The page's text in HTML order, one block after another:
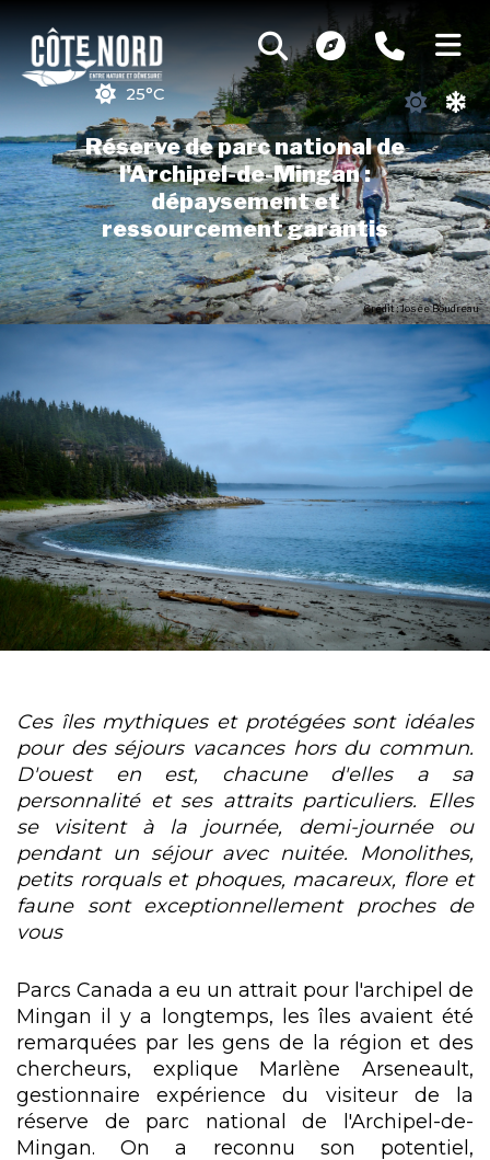
25°C
Réserve de parc national de
l'Archipel-de-Mingan :
dépaysement et
ressourcement garantis
Crédit : Josée Boudreau
Ces îles mythiques et protégées sont idéales
pour des séjours vacances hors du commun.
D'ouest en est, chacune d'elles a sa
personnalité et ses attraits particuliers. Elles
se visitent à la journée, demi-journée ou
pendant un séjour avec nuitée. Monolithes,
petits rorquals et phoques, macareux, flore et
faune sont exceptionnellement proches de
vous
Parcs Canada a eu un attrait pour l'archipel de
Mingan il y a longtemps, les îles avaient été
remarquées par les gens de la région et des
chercheurs, explique Marlène Arseneault,
gestionnaire expérience du visiteur de la
réserve de parc national de l'Archipel-de-
Mingan. On a reconnu son potentiel,